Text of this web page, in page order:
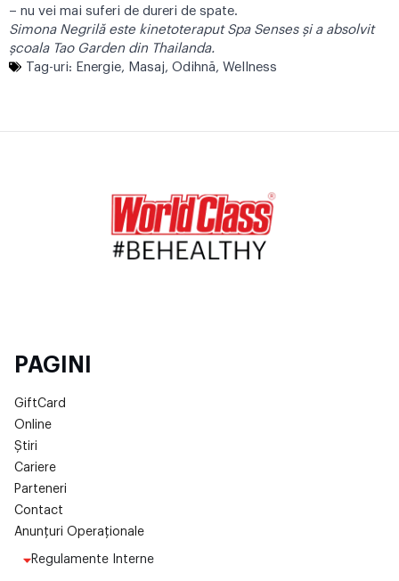
– nu vei mai suferi de dureri de spate.
Simona Negrilă este kinetoteraput Spa Senses și a absolvit
școala Tao Garden din Thailanda.
Tag-uri: Energie, Masaj, Odihnă, Wellness
PAGINI
GiftCard
Online
Știri
Cariere
Parteneri
Contact
Anunțuri Operaționale
Regulamente Interne